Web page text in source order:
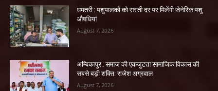
धमतरी : पशुपालकों को सस्ती दर पर मिलेंगी जेनेरिक पशु
औषधियां
August 7, 2026
अम्बिकापुर : समाज की एकजुटता सामाजिक विकास की
सबसे बड़ी शक्ति: राजेश अग्रवाल
August 7, 2026